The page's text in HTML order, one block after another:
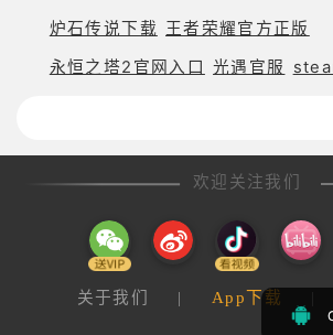
炉石传说下载 王者荣耀官方正版
永恒之塔2官网入口
光遇官服
欢迎关注我们
关于我们 | App下载